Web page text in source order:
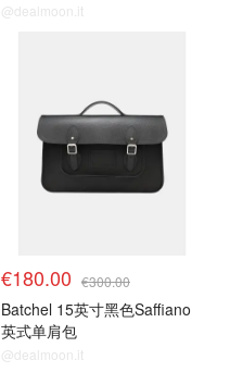
@dealmoon.it
€180.00 €300.00
Batchel 15英寸黑色Saffiano
英式单肩包
@dealmoon.it